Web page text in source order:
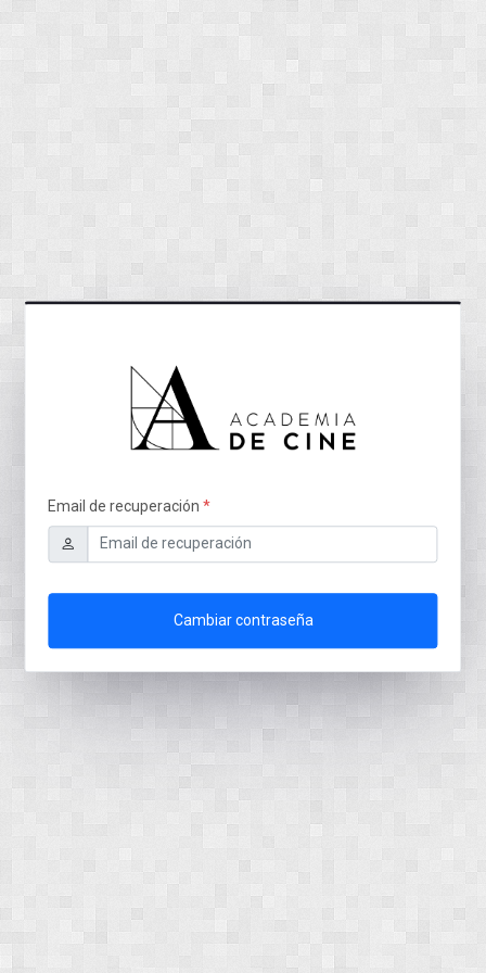
Email de recuperación
Cambiar contraseña